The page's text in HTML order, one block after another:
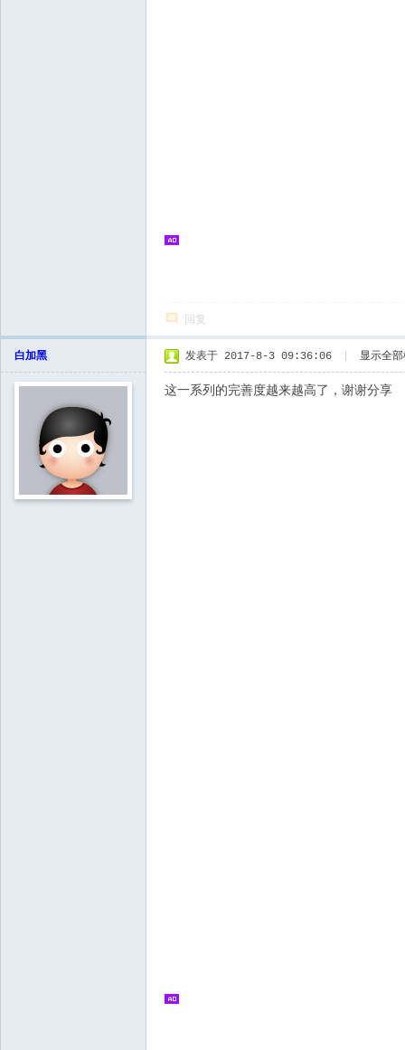
回复
白加黑 发表于 2017-8-3 09:36:06 显示全
这一系列的完善度越来越高了，谢谢分享